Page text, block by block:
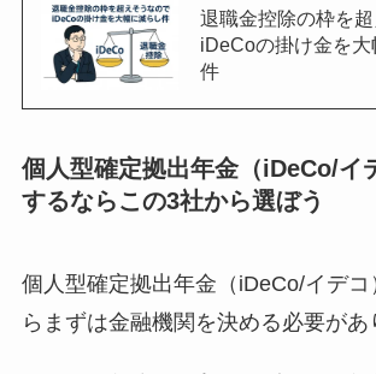
退職金控除の枠を
iDeCoの掛け金を大
件
個人型確定拠出年金（iDeCo/イ
するならこの3社から選ぼう
個人型確定拠出年金（iDeCo/イデコ
らまずは金融機関を決める必要があ